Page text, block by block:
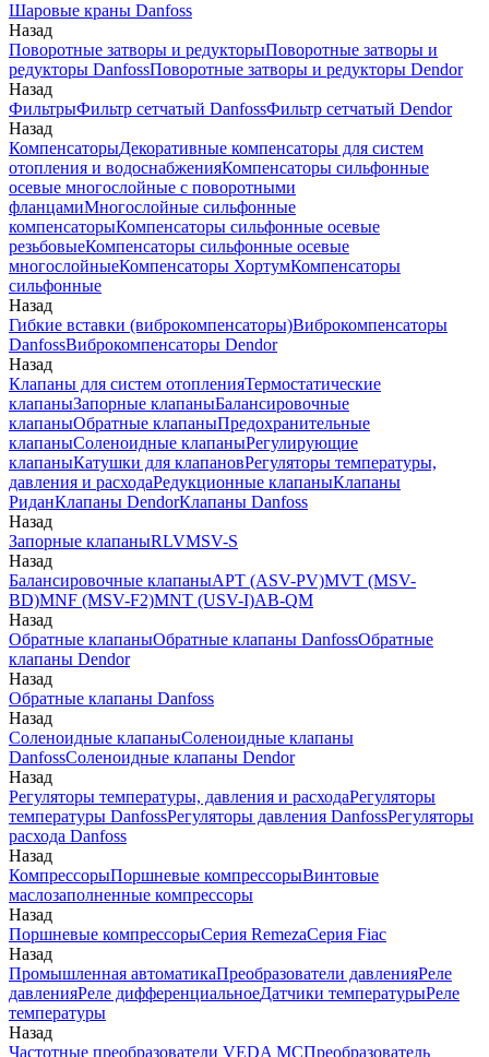
Шаровые краны Danfoss
Назад
Поворотные затворы и редукторыПоворотные затворы и
редукторы DanfossПоворотные затворы и редукторы Dendor
Назад
ФильтрыФильтр сетчатый DanfossФильтр сетчатый Dendor
Назад
КомпенсаторыДекоративные компенсаторы для систем
отопления и водоснабженияКомпенсаторы сильфонные
осевые многослойные с поворотными
фланцамиМногослойные сильфонные
компенсаторыКомпенсаторы сильфонные осевые
резьбовыеКомпенсаторы сильфонные осевые
многослойныеКомпенсаторы ХортумКомпенсаторы
сильфонные
Назад
Гибкие вставки (виброкомпенсаторы)Виброкомпенсаторы
DanfossВиброкомпенсаторы Dendor
Назад
Клапаны для систем отопленияТермостатические
клапаныЗапорные клапаныБалансировочные
клапаныОбратные клапаныПредохранительные
клапаныСоленоидные клапаныРегулирующие
клапаныКатушки для клапановРегуляторы температуры,
давления и расходаРедукционные клапаныКлапаны
РиданКлапаны DendorКлапаны Danfoss
Назад
Запорные клапаныRLVMSV-S
Назад
Балансировочные клапаныAPT (ASV-PV)MVT (MSV-
BD)MNF (MSV-F2)MNT (USV-I)AB-QM
Назад
Обратные клапаныОбратные клапаны DanfossОбратные
клапаны Dendor
Назад
Обратные клапаны Danfoss
Назад
Соленоидные клапаныСоленоидные клапаны
DanfossСоленоидные клапаны Dendor
Назад
Регуляторы температуры, давления и расходаРегуляторы
температуры DanfossРегуляторы давления DanfossРегуляторы
расхода Danfoss
Назад
КомпрессорыПоршневые компрессорыВинтовые
маслозаполненные компрессоры
Назад
Поршневые компрессорыСерия RemezaСерия Fiac
Назад
Промышленная автоматикаПреобразователи давленияРеле
давленияРеле дифференциальноеДатчики температурыРеле
температуры
Назад
Частотные преобразователи VEDA MCПреобразователь